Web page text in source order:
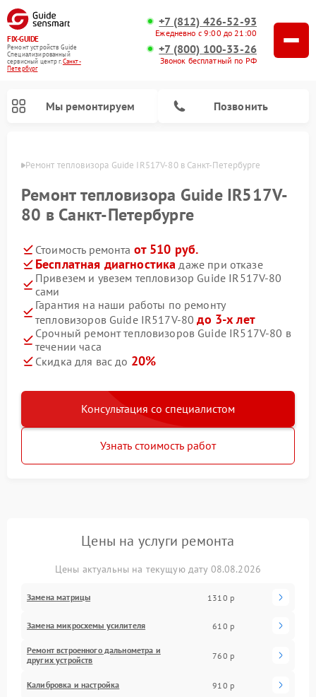
FIX-GUIDE
Ремонт устройств Guide
Специализированный
cервисный центр г.Санкт-
Петербург
+7 (812) 426-52-93
Ежедневно с 9:00 до 21:00
+7 (800) 100-33-26
Звонок бесплатный по РФ
Мы ремонтируем Позвонить
Ремонт тепловизора Guide IR517V-80 в Санкт-Петербурге
Ремонт тепловизора Guide IR517V-
80 в Санкт-Петербурге
Стоимость ремонта от 510 руб.
Бесплатная диагностика даже при отказе
Привезем и увезем тепловизор Guide IR517V-80
сами
Гарантия на наши работы по ремонту
тепловизоров Guide IR517V-80до 3-х лет
Срочный ремонт тепловизоров Guide IR517V-80 в
течении часа
Скидка для вас до 20%
Консультация со специалистом
Узнать стоимость работ
Цены на услуги ремонта
Цены актуальны на текущую дату 08.08.2026
Замена матрицы 1310 р
Замена микросхемы усилителя 610 р
Ремонт встроенного дальнометра и
других устройств
760 р
Калибровка и настройка 910 р